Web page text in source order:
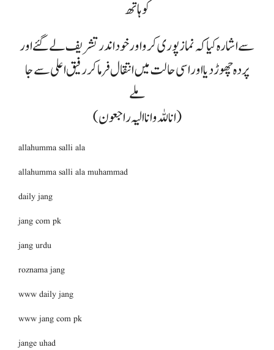
کو ہاتھ
سے اشارہ کیا کہ نماز پوری کرو اور خود اندر تشریف لے گئے اور
پردہ چھوڑ دیا اور اسی حالت میں انتقال فرما کر رفیق اعلی سے جا
ملے
(انا للہ وانا الیہ راجعون)
allahumma salli ala
allahumma salli ala muhammad
daily jang
jang com pk
jang urdu
roznama jang
www daily jang
www jang com pk
jange uhad